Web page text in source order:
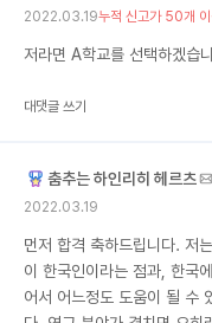
2022.03.19누적 신고가 50개
저라면 A학교를 선택하겠습
대댓글 쓰기
춤추는 하인리히 헤르츠
2022.03.19
먼저 합격 축하드립니다. 저
이 한국인이라는 점과, 한국
어서 어느정도 도움이 될 수